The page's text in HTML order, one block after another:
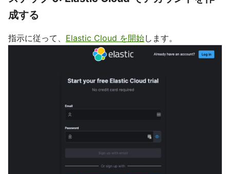
成する
指示に従って、 Elastic Cloud を開始します。